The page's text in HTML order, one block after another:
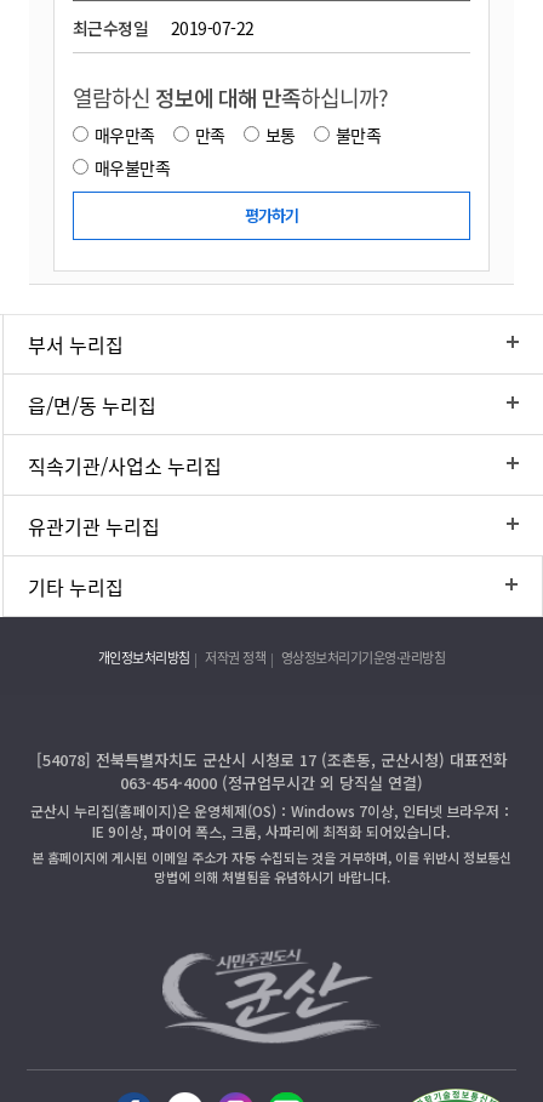
최근수정일 2019-07-22
열람하신 정보에 대해 만족하십니까?
매우만족 만족 보통
불만족
매우불만족
부서 누리집
읍/면/동 누리집
직속기관/사업소 누리집
유관기관 누리집
기타 누리집
개인정보처리방침 저작권 정책 영상정보처리기기운영·관리방침
[54078] 전북특별자치도 군산시 시청로 17 (조촌동, 군산시청) 대표전화
063-454-4000 (정규업무시간 외 당직실 연결)
군산시 누리집(홈페이지)은 운영체제(OS)：Windows 7이상, 인터넷 브라우저：
IE 9이상, 파이어 폭스, 크롬, 사파리에 최적화 되어있습니다.
본 홈페이지에 게시된 이메일 주소가 자동 수집되는 것을 거부하며, 이를 위반시 정보통신
망법에 의해 처벌됨을 유념하시기 바랍니다.